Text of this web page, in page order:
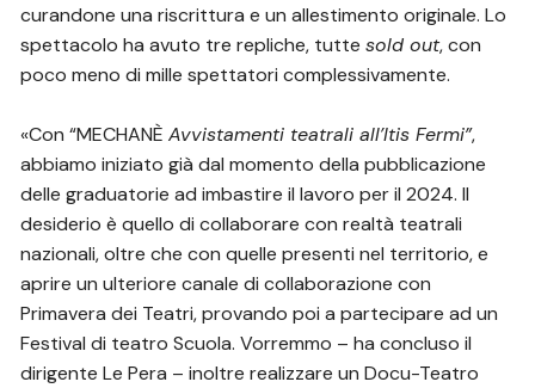
curandone una riscrittura e un allestimento originale. Lo
spettacolo ha avuto tre repliche, tuttesold out, con
poco meno di mille spettatori complessivamente.
«Con “MECHANÈAvvistamenti teatrali all’Itis Fermi”,
abbiamo iniziato già dal momento della pubblicazione
delle graduatorie ad imbastire il lavoro per il 2024. Il
desiderio è quello di collaborare con realtà teatrali
nazionali, oltre che con quelle presenti nel territorio, e
aprire un ulteriore canale di collaborazione con
Primavera dei Teatri, provando poi a partecipare ad un
Festival di teatro Scuola. Vorremmo – ha concluso il
dirigente Le Pera – inoltre realizzare un Docu-Teatro